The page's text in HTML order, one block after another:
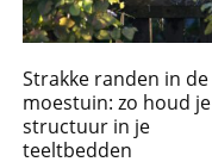
Strakke randen in de
moestuin: zo houd je
structuur in je
teeltbedden